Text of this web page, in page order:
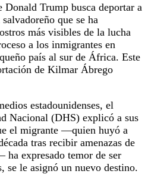
Trump busca deportar a
que se ha
más visibles de la lucha
a los inmigrantes en
país al sur de África. Este
de Kilmar Ábrego
estadounidenses, el
Nacional (DHS) explicó a sus
el migrante —quien huyó a
tras recibir amenazas de
expresado temor de ser
se le asignó un nuevo destino.